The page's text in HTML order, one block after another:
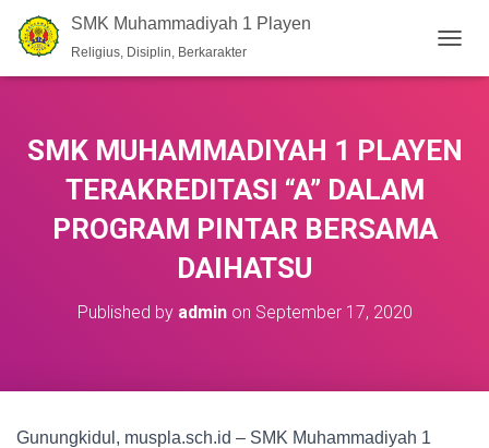
SMK Muhammadiyah 1 Playen
Religius, Disiplin, Berkarakter
O
L
E
SMK MUHAMMADIYAH 1 PLAYEN
TERAKREDITASI “A” DALAM
PROGRAM PINTAR BERSAMA
DAIHATSU
Published by adminon September 17, 2020
Gunungkidul, muspla.sch.id – SMK Muhammadiyah 1